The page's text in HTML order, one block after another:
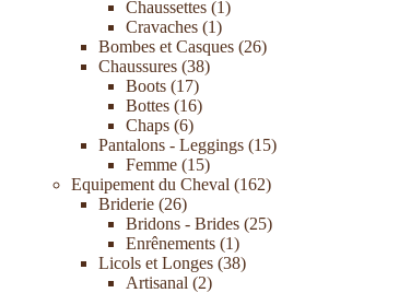
Chaussettes 1
Cravaches 1
Bombes et Casques 26
Chaussures 38
Boots 17
Bottes 16
Chaps 6
Pantalons - Leggings 15
Femme 15
Equipement du Cheval
162
Briderie 26
Bridons - Brides 25
Enrênements 1
Licols et Longes 38
Artisanal
2